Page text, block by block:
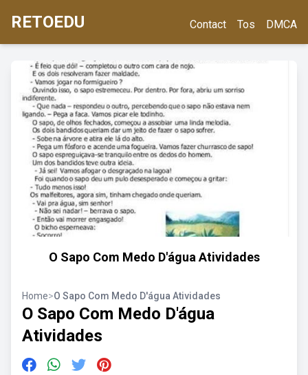
RETOEDU Contact Tos DMCA
O Sapo Com Medo D'água Atividades
Home>O Sapo Com Medo D'água Atividades
O Sapo Com Medo D'água
Atividades